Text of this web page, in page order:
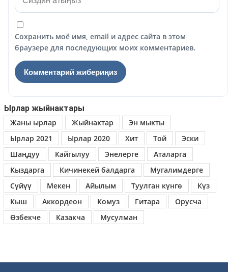
Сохранить моё имя, email и адрес сайта в этом
браузере для последующих моих комментариев.
Ырлар жыйнактары
Жаны ырлар
Жыйнактар
Эн мыкты
Ырлар 2021
Ырлар 2020 Хит Той
Эски
Шаңдуу
Кайгылуу Энелерге
Аталарга
Кыздарга
Кичинекей балдарга
Мугалимдерге
Сүйүү
Мекен Айылым Туулган күнгө
Күз
Кыш
Аккордеон Комуз Гитара
Орусча
Өзбекче
Казакча Мусулман